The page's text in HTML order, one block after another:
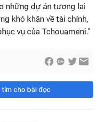
những dự án tương lai
khó khăn về tài chính,
vụ của Tchouameni."
tim cho bài đọc